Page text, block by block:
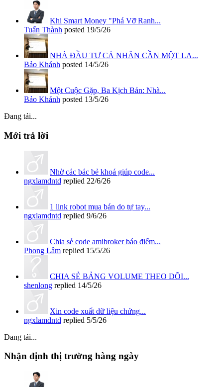
Khi Smart Money "Phá Vỡ Ranh...
Tuấn Thành posted 19/5/26
NHÀ ĐẦU TƯ CÁ NHÂN CẦN MỘT LA...
Bảo Khánh posted 14/5/26
Một Cuộc Gặp, Ba Kịch Bản: Nhà...
Bảo Khánh posted 13/5/26
Đang tải...
Mới trả lời
Nhờ các bác bẻ khoá giúp code...
ngxlamdntd replied 22/6/26
1 link robot mua bán do tự tay...
ngxlamdntd replied 9/6/26
Chia sẻ code amibroker báo điểm...
Phong Lâm replied 15/5/26
CHIA SẺ BẢNG VOLUME THEO DÕI...
shenlong replied 14/5/26
Xin code xuất dữ liệu chứng...
ngxlamdntd replied 5/5/26
Đang tải...
Nhận định thị trường hàng ngày